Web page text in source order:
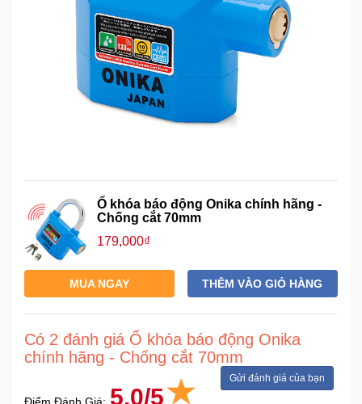
Ổ khóa báo động Onika chính hãng -
Chống cắt 70mm
179,000₫
MUA NGAY THÊM VÀO GIỎ HÀNG
Có 2 đánh giá Ổ khóa báo động Onika
chính hãng - Chống cắt 70mm
Gửi đánh giá của bạn
Điểm Đánh Giá: 5.0/5